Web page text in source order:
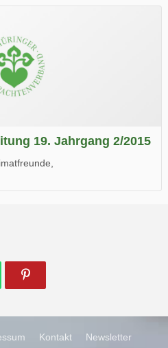
Lesen.
19. Jahrgang 2/2015
Kontakt Newsletter